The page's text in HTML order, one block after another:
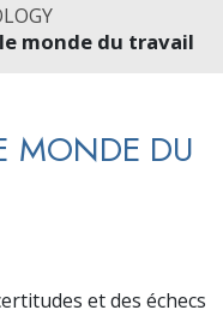
monde du travail
MONDE DU
et des échecs